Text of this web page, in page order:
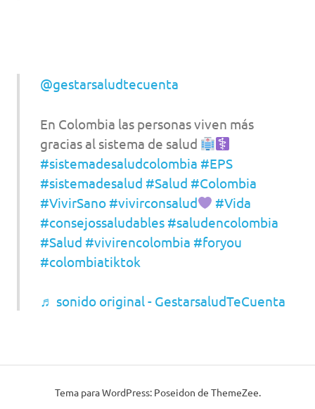
@gestarsaludtecuenta
En Colombia las personas viven más
gracias al sistema de salud
#sistemadesaludcolombia #EPS
#sistemadesalud #Salud #Colombia
#VivirSano #vivirconsalud
#Vida
#consejossaludables #saludencolombia
#Salud #vivirencolombia #foryou
#colombiatiktok
♬ sonido original - GestarsaludTeCuenta
Tema para WordPress: Poseidon de ThemeZee.